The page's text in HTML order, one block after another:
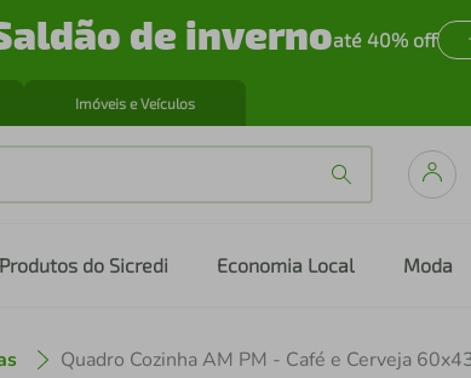
de invernoaté 40% off
Imóveis e Veículos
Produtos do Sicredi Economia Local Moda